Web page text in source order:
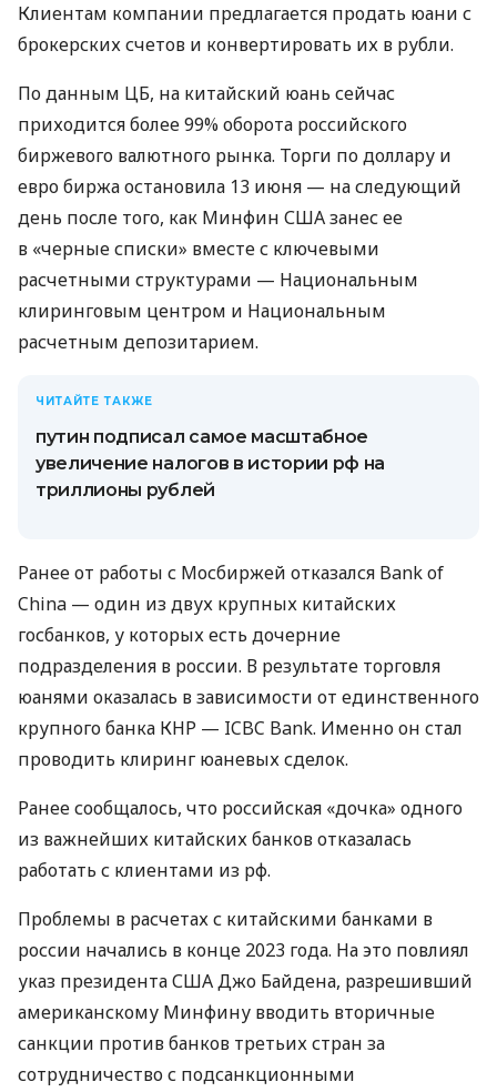
Клиентам компании предлагается продать юани с
брокерских счетов и конвертировать их в рубли.
По данным ЦБ, на китайский юань сейчас
приходится более 99% оборота российского
биржевого валютного рынка. Торги по доллару и
евро биржа остановила 13 июня — на следующий
день после того, как Минфин США занес ее
в «черные списки» вместе с ключевыми
расчетными структурами — Национальным
клиринговым центром и Национальным
расчетным депозитарием.
ЧИТАЙТЕ ТАКЖЕ
путин подписал самое масштабное
увеличение налогов в истории рф на
триллионы рублей
Ранее от работы с Мосбиржей отказался Bank of
China — один из двух крупных китайских
госбанков, у которых есть дочерние
подразделения в россии. В результате торговля
юанями оказалась в зависимости от единственного
крупного банка КНР — ICBC Bank. Именно он стал
проводить клиринг юаневых сделок.
Ранее сообщалось, что российская «дочка» одного
из важнейших китайских банков отказалась
работать с клиентами из рф.
Проблемы в расчетах с китайскими банками в
россии начались в конце 2023 года. На это повлиял
указ президента США Джо Байдена, разрешивший
американскому Минфину вводить вторичные
санкции против банков третьих стран за
сотрудничество с подсанкционными